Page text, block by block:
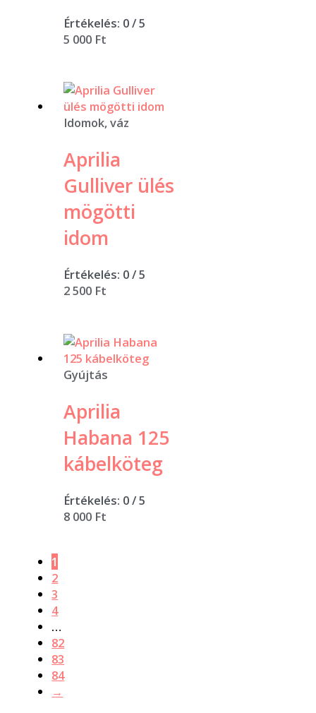
Értékelés: 0/ 5
5 000 Ft
Idomok, váz
Aprilia
Gulliver ülés
mögötti
idom
Értékelés: 0/ 5
2 500 Ft
Gyújtás
Aprilia
Habana 125
kábelköteg
Értékelés: 0/ 5
8 000 Ft
1
2
3
4
…
82
83
84
→